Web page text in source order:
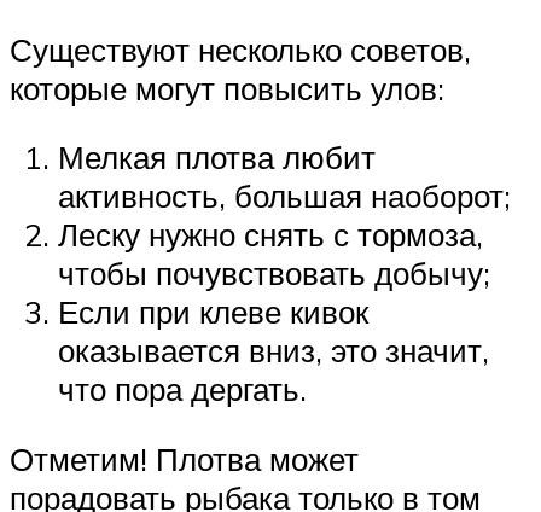
Существуют несколько советов,
которые могут повысить улов:
Мелкая плотва любит
активность, большая наоборот;
Леску нужно снять с тормоза,
чтобы почувствовать добычу;
Если при клеве кивок
оказывается вниз, это значит,
что пора дергать.
Отметим! Плотва может
порадовать рыбака только в том